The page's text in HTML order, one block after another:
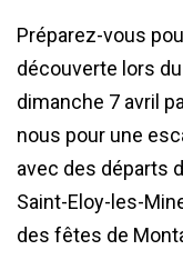
Préparez-vous
découverte lors
dimanche 7 avril
nous pour une
avec des départs
Saint-Eloy-les-
des fêtes de